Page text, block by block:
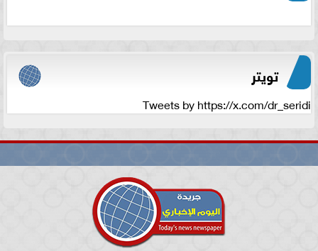
تويتر
Tweets by https://x.com/dr_seridi